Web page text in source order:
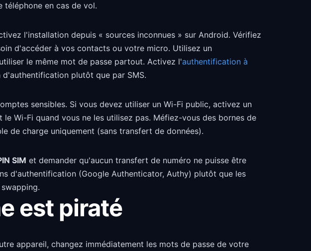
en cas de vol.
l'installation depuis « sources inconnues » sur Android. Vérifiez
d'accéder à vos contacts ou votre micro. Utilisez un
le même mot de passe partout. Activez l'authentification à
plutôt que par SMS.
sensibles. Si vous devez utiliser un Wi-Fi public, activez un
Wi-Fi quand vous ne les utilisez pas. Méfiez-vous des bornes de
de charge uniquement (sans transfert de données).
SIM et demander qu'aucun transfert de numéro ne puisse être
d'authentification (Google Authenticator, Authy) plutôt que les
est piraté
appareil, changez immédiatement les mots de passe de votre